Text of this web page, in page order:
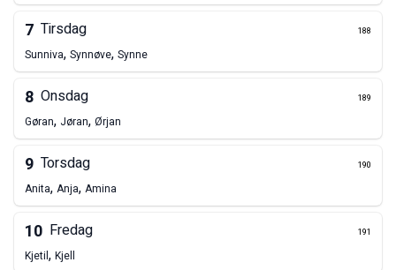
7 Tirsdag 188
Sunniva, Synnøve, Synne
8 Onsdag 189
Gøran, Jøran, Ørjan
9 Torsdag 190
Anita, Anja, Amina
10 Fredag 191
Kjetil, Kjell